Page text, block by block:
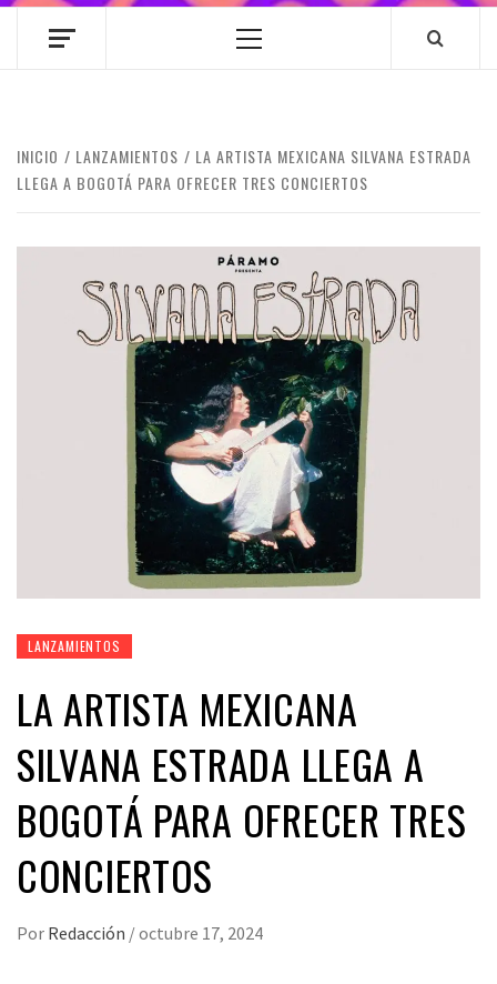
Menú
INICIO LANZAMIENTOS
LA ARTISTA MEXICANA SILVANA ESTRADA
LLEGA A BOGOTÁ PARA OFRECER TRES CONCIERTOS
LANZAMIENTOS
LA ARTISTA MEXICANA
SILVANA ESTRADA LLEGA A
BOGOTÁ PARA OFRECER TRES
CONCIERTOS
Por Redacción /octubre 17, 2024